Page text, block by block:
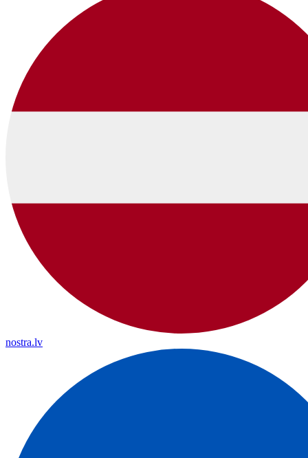
nostra.lv